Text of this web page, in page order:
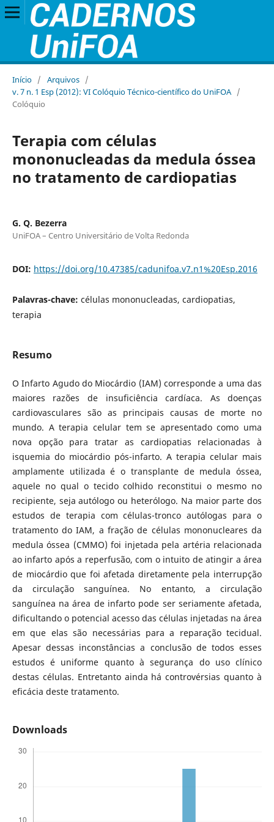
Início / Arquivos /
v. 7 n. 1 Esp (2012): VI Colóquio Técnico-científico do UniFOA /
Colóquio
Terapia com células
mononucleadas da medula óssea
no tratamento de cardiopatias
G. Q. Bezerra
UniFOA – Centro Universitário de Volta Redonda
DOI: https://doi.org/10.47385/cadunifoa.v7.n1%20Esp.2016
Palavras-chave: células mononucleadas, cardiopatias,
terapia
Resumo
O Infarto Agudo do Miocárdio (IAM) corresponde a uma das
maiores razões de insuficiência cardíaca. As doenças
cardiovasculares são as principais causas de morte no
mundo. A terapia celular tem se apresentado como uma
nova opção para tratar as cardiopatias relacionadas à
isquemia do miocárdio pós-infarto. A terapia celular mais
amplamente utilizada é o transplante de medula óssea,
aquele no qual o tecido colhido reconstitui o mesmo no
recipiente, seja autólogo ou heterólogo. Na maior parte dos
estudos de terapia com células-tronco autólogas para o
tratamento do IAM, a fração de células mononucleares da
medula óssea (CMMO) foi injetada pela artéria relacionada
ao infarto após a reperfusão, com o intuito de atingir a área
de miocárdio que foi afetada diretamente pela interrupção
da circulação sanguínea. No entanto, a circulação
sanguínea na área de infarto pode ser seriamente afetada,
dificultando o potencial acesso das células injetadas na área
em que elas são necessárias para a reparação tecidual.
Apesar dessas inconstâncias a conclusão de todos esses
estudos é uniforme quanto à segurança do uso clínico
destas células. Entretanto ainda há controvérsias quanto à
eficácia deste tratamento.
Downloads